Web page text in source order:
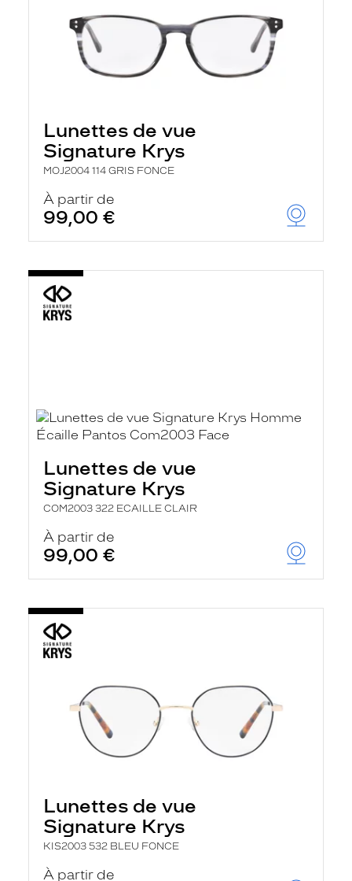
Lunettes de vue
Signature Krys
MOJ2004 114 GRIS FONCE
À partir de
99,00 €
Lunettes de vue
Signature Krys
COM2003 322 ECAILLE CLAIR
À partir de
99,00 €
Lunettes de vue
Signature Krys
KIS2003 532 BLEU FONCE
À partir de